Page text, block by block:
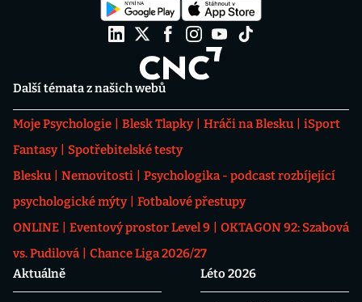
Další témata z našich webů
Moje Psychologie Blesk Tlapky Hráči na Blesku
iSport
Fantasy
Spotřebitelské testy
Blesku
Nemovitosti
Psychologika - podcast rozbíjející
psychologické mýty
Fotbalové přestupy
ONLINE
Eventový prostor Level 9
OKTAGON 92: Szabová
vs. Pudilová
Chance Liga 2026/27
Aktuálně
Léto 2026